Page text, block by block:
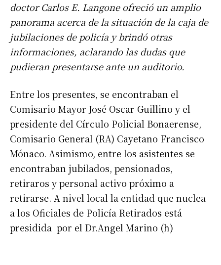
doctor Carlos E. Langone ofreció un amplio
panorama acerca de la situación de la caja de
jubilaciones de policía y brindó otras
informaciones, aclarando las dudas que
pudieran presentarse ante un auditorio.
Entre los presentes, se encontraban el
Comisario Mayor José Oscar Guillino y el
presidente del Círculo Policial Bonaerense,
Comisario General (RA) Cayetano Francisco
Mónaco. Asimismo, entre los asistentes se
encontraban jubilados, pensionados,
retiraros y personal activo próximo a
retirarse. A nivel local la entidad que nuclea
a los Oficiales de Policía Retirados está
presidida por el Dr.Angel Marino (h)